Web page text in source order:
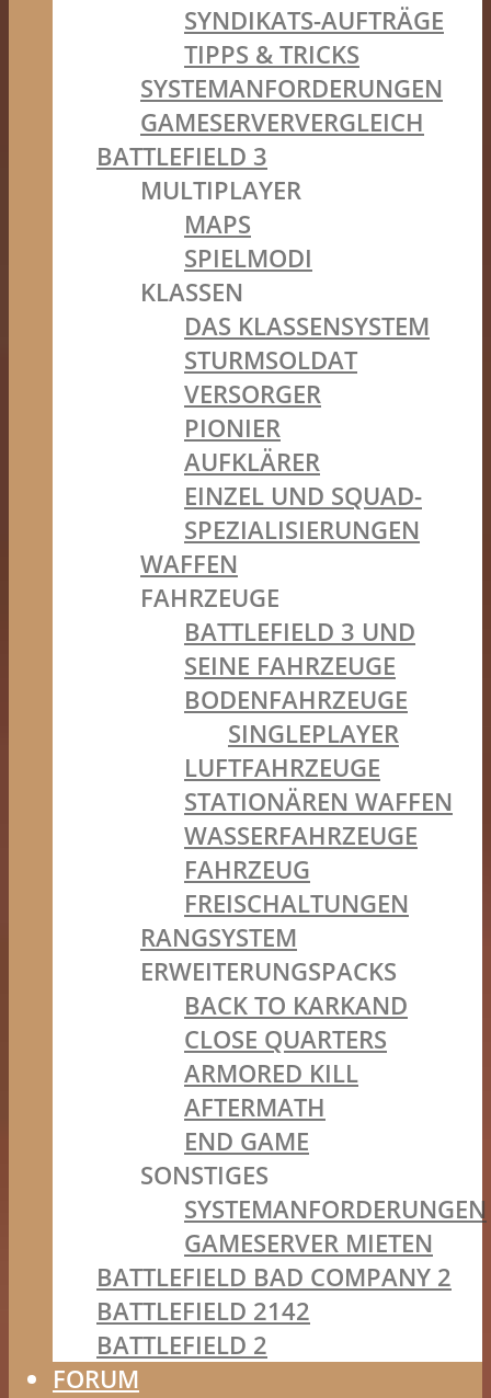
SYNDIKATS-AUFTRÄGE
TIPPS & TRICKS
SYSTEMANFORDERUNGEN
GAMESERVERVERGLEICH
BATTLEFIELD 3
MULTIPLAYER
MAPS
SPIELMODI
KLASSEN
DAS KLASSENSYSTEM
STURMSOLDAT
VERSORGER
PIONIER
AUFKLÄRER
EINZEL UND SQUAD-
SPEZIALISIERUNGEN
WAFFEN
FAHRZEUGE
BATTLEFIELD 3 UND
SEINE FAHRZEUGE
BODENFAHRZEUGE
SINGLEPLAYER
LUFTFAHRZEUGE
STATIONÄREN WAFFEN
WASSERFAHRZEUGE
FAHRZEUG
FREISCHALTUNGEN
RANGSYSTEM
ERWEITERUNGSPACKS
BACK TO KARKAND
CLOSE QUARTERS
ARMORED KILL
AFTERMATH
END GAME
SONSTIGES
SYSTEMANFORDERUNGEN
GAMESERVER MIETEN
BATTLEFIELD BAD COMPANY 2
BATTLEFIELD 2142
BATTLEFIELD 2
FORUM